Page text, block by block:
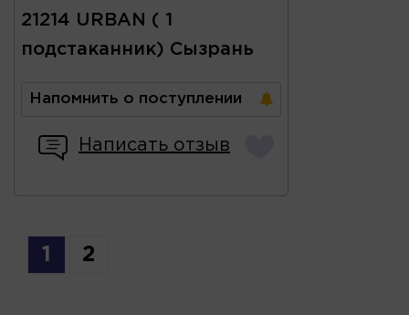
21214 URBAN ( 1
подстаканник) Сызрань
Напомнить о поступлении
Написать отзыв
1 2